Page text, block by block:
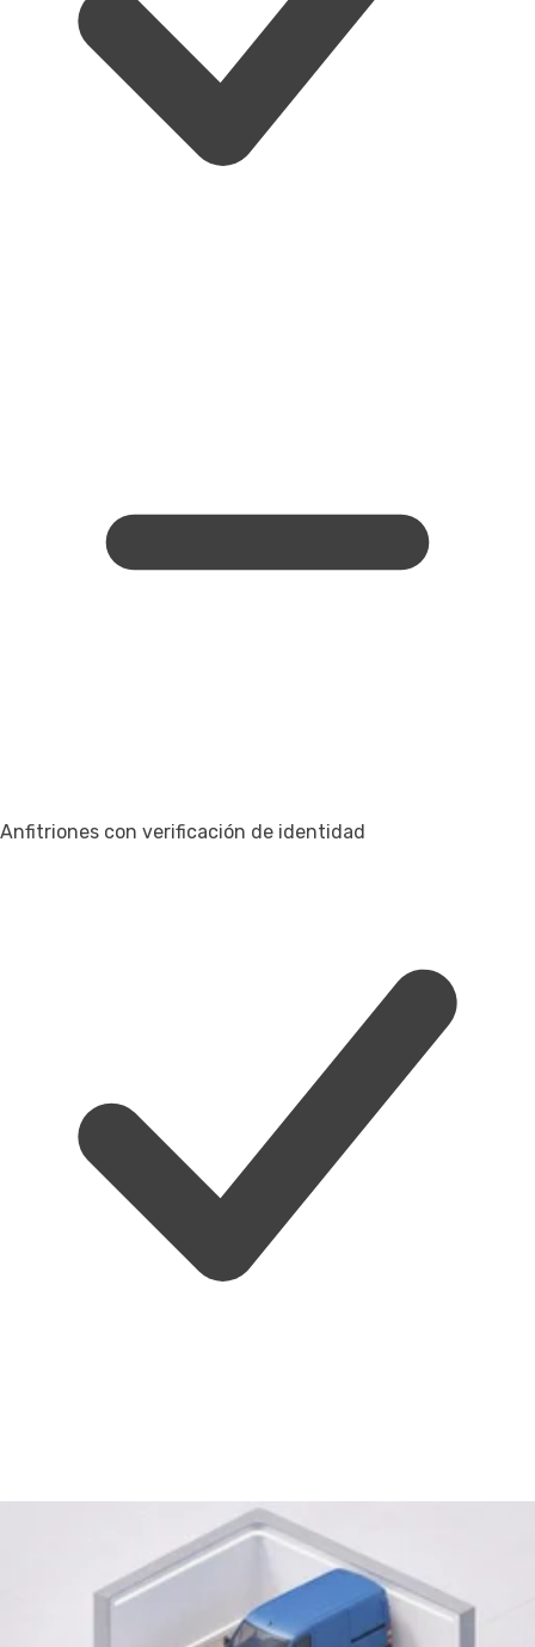
Anfitriones con verificación de identidad